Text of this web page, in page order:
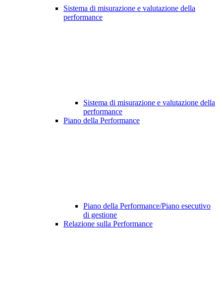
Sistema di misurazione e valutazione della
performance
Sistema di misurazione e valutazione della
performance
Piano della Performance
Piano della Performance/Piano esecutivo
di gestione
Relazione sulla Performance